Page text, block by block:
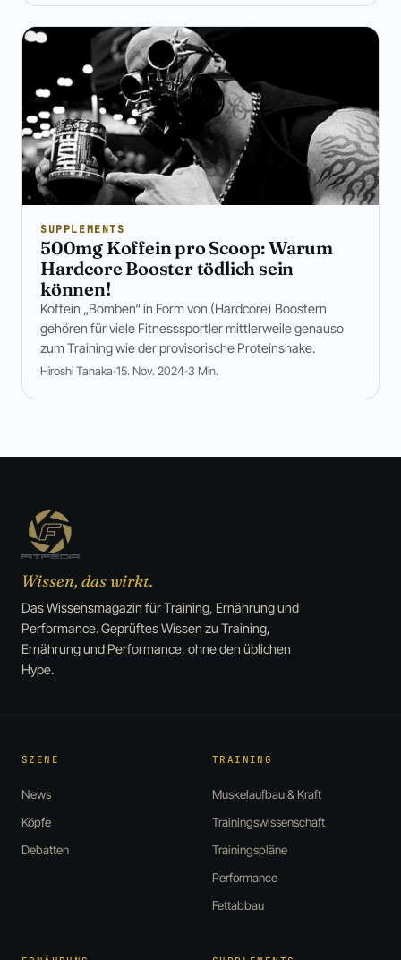
SUPPLEMENTS
500mg Koffein pro Scoop: Warum
Hardcore Booster tödlich sein
können!
Koffein „Bomben“ in Form von (Hardcore) Boostern
gehören für viele Fitnesssportler mittlerweile genauso
zum Training wie der provisorische Proteinshake.
Hiroshi Tanaka 15. Nov. 2024 3 Min.
Wissen, das wirkt.
Das Wissensmagazin für Training, Ernährung und
Performance. Geprüftes Wissen zu Training,
Ernährung und Performance, ohne den üblichen
Hype.
SZENE
News
Köpfe
Debatten
TRAINING
Muskelaufbau & Kraft
Trainingswissenschaft
Trainingspläne
Performance
Fettabbau